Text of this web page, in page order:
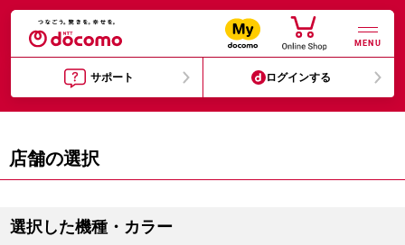
MENU
サポート ログインする
店舗の選択
選択した機種・カラー